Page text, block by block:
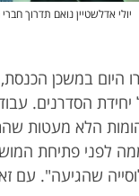
יולי אדלשטיין נואם תדרוך
היום במשכן
יחידת הסדרנים.
הלא מעטות
לפני פתיחת
שהגיעה". עם